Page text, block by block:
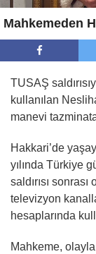
Mahkemeden
TUSAŞ
kullanılan
manevi
Hakkari’de
yılında Türkiye
saldırısı
televizyon
hesaplarında
Mahkeme,